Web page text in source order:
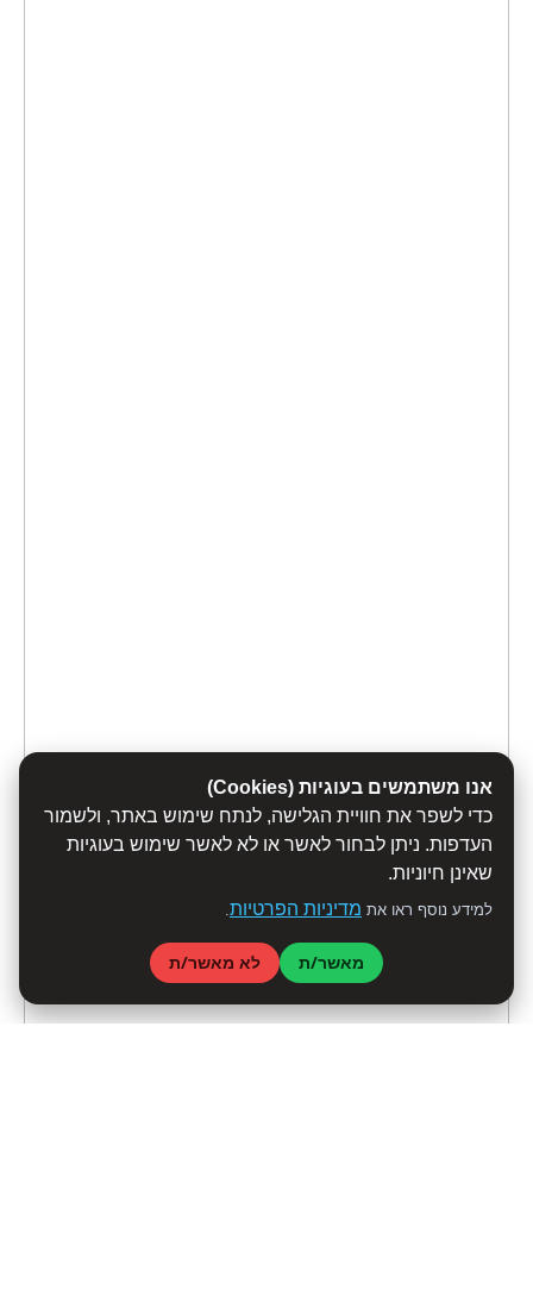
אנו משתמשים בעוגיות (Cookies)
כדי לשפר את חוויית הגלישה, לנתח שימוש באתר, ולשמור
העדפות. ניתן לבחור לאשר או לא לאשר שימוש בעוגיות
שאינן חיוניות.
למידע נוסף ראו את מדיניות הפרטיות.
מאשר/ת לא מאשר/ת